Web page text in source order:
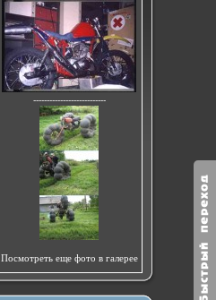
---------------------------
Посмотреть еще фото в галерее